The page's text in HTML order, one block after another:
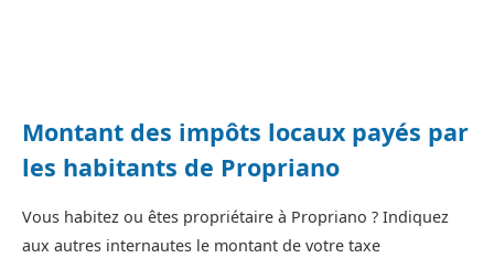
Montant des impôts locaux payés par
les habitants de Propriano
Vous habitez ou êtes propriétaire à Propriano ? Indiquez
aux autres internautes le montant de votre taxe